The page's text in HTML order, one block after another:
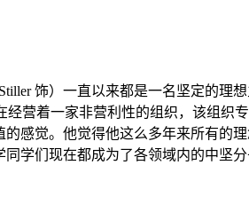
饰）一直以来都是一名坚定的理
经营着一家非营利性的组织，该组
感觉。他觉得他这么多年来所有的
学们现在都成为了各领域内的中坚